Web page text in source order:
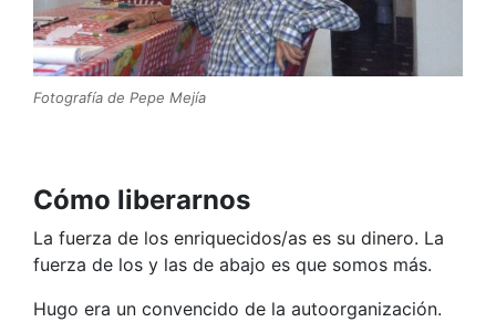
Fotografía de Pepe Mejía
Cómo liberarnos
La fuerza de los enriquecidos/as es su dinero. La
fuerza de los y las de abajo es que somos más.
Hugo era un convencido de la autoorganización.